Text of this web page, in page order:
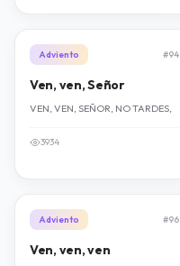
Adviento #94
Ven, ven, Señor
VEN, VEN, SEÑOR, NO TARDES,
3934
Adviento #96
Ven, ven, ven